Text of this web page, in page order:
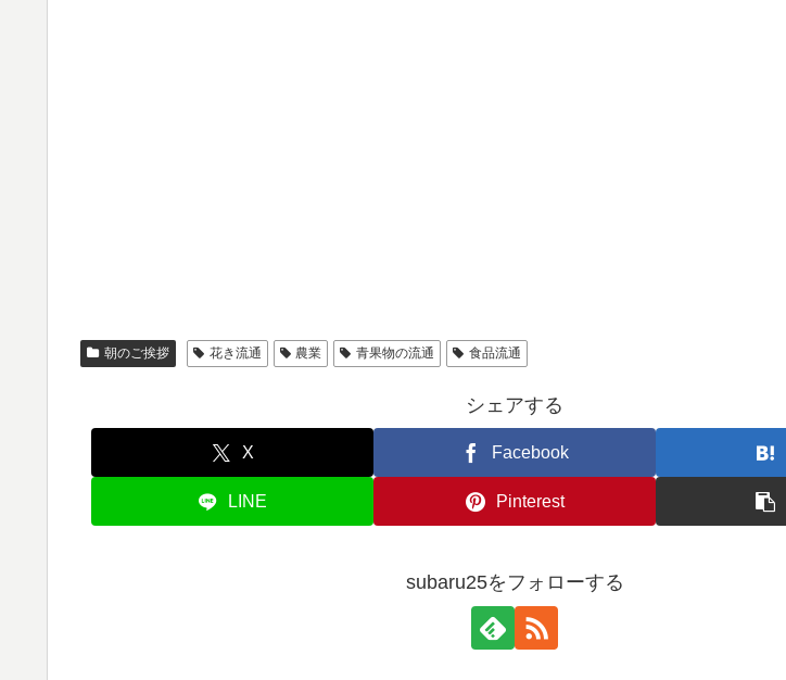
朝のご挨拶 花き流通 農業 青果物の流通 食品流通
シェアする
X Facebook
LINE Pinterest
subaru25をフォローする